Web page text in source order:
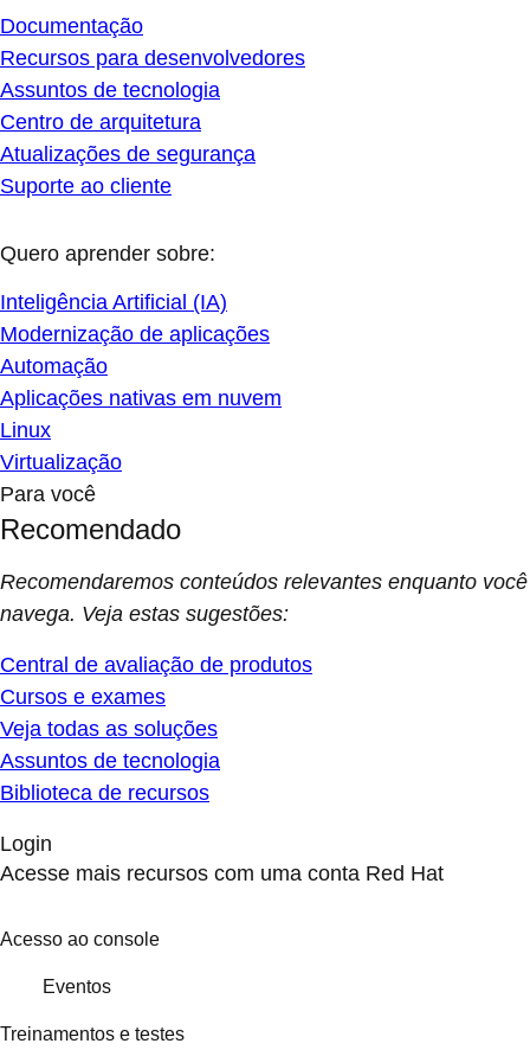
Documentação
Recursos para desenvolvedores
Assuntos de tecnologia
Centro de arquitetura
Atualizações de segurança
Suporte ao cliente
Quero aprender sobre:
Inteligência Artificial (IA)
Modernização de aplicações
Automação
Aplicações nativas em nuvem
Linux
Virtualização
Para você
Recomendado
Recomendaremos conteúdos relevantes enquanto você
navega. Veja estas sugestões:
Central de avaliação de produtos
Cursos e exames
Veja todas as soluções
Assuntos de tecnologia
Biblioteca de recursos
Login
Acesse mais recursos com uma conta Red Hat
Acesso ao console
Eventos
Treinamentos e testes